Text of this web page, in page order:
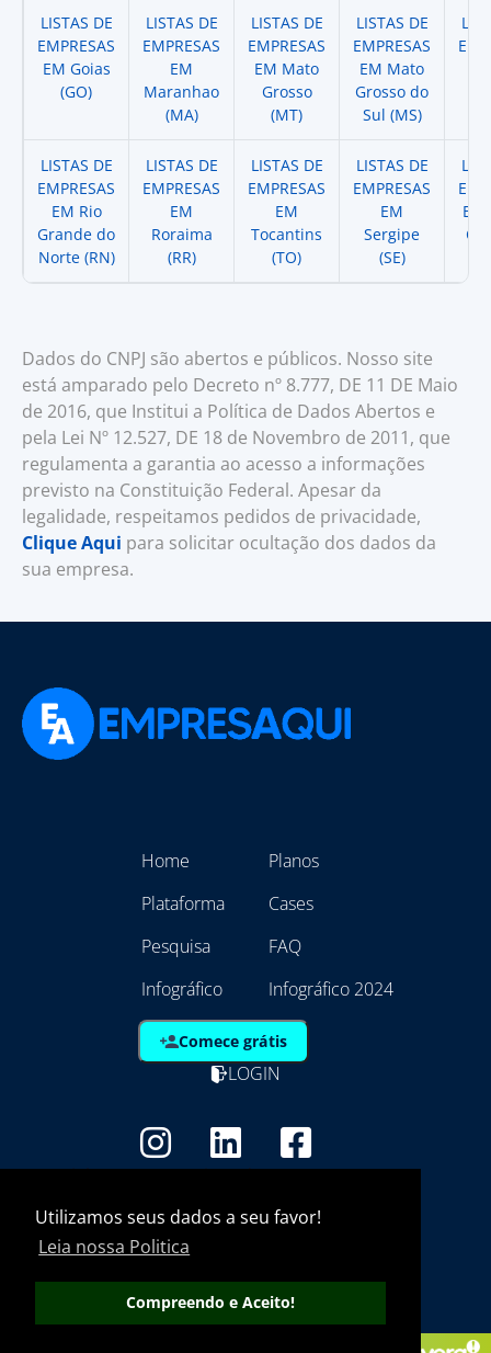
Utilizamos seus dados a seu favor!
Leia nossa Politica
Compreendo e Aceito!
LISTAS DE
EMPRESAS
EM Goias
(GO)
LISTAS DE
EMPRESAS
EM
Maranhao
(MA)
LISTAS DE
EMPRESAS
EM Mato
Grosso
(MT)
LISTAS DE
EMPRESAS
EM Mato
Grosso do
Sul (MS)
LISTAS DE
EMPRESAS
EM Rio
Grande do
Norte (RN)
LISTAS DE
EMPRESAS
EM
Roraima
(RR)
LISTAS DE
EMPRESAS
EM
Tocantins
(TO)
LISTAS DE
EMPRESAS
EM
Sergipe
(SE)
EM
Dados do CNPJ são abertos e públicos. Nosso site
está amparado pelo Decreto nº 8.777, DE 11 DE Maio
de 2016, que Institui a Política de Dados Abertos e
pela Lei Nº 12.527, DE 18 de Novembro de 2011, que
regulamenta a garantia ao acesso a informações
previsto na Constituição Federal. Apesar da
legalidade, respeitamos pedidos de privacidade,
Clique Aqui para solicitar ocultação dos dados da
sua empresa.
Home
Plataforma
Pesquisa
Infográfico
Planos
Cases
FAQ
Infográfico 2024
Comece grátis
LOGIN
Copyright - Marca Registrada
21.792.257/0001/01